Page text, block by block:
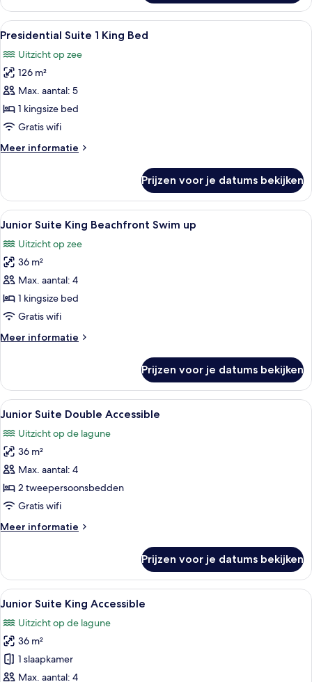
Suite
King
Alle
foto's
voor
Presidential
Suite
1
King
laden
Een ruime hotelkamer met een
4
Presidential Suite 1 King Bed
Uitzicht op zee
126 m²
Max. aantal: 5
1 kingsize bed
Gratis wifi
Meer informatie
Meer
Suite
King
Prijzen voor je datums bekijken
Alle
foto's
voor
Junior
Suite
King
Beachfront
up
Een koppel in een zwembad met
4
Junior Suite King Beachfront Swim up
Uitzicht op zee
36 m²
Max. aantal: 4
1 kingsize bed
Gratis wifi
Meer informatie
Meer
Suite
King
Beachfront
up
Prijzen voor je datums bekijken
Alle
foto's
voor
Junior
Suite
Double
Accessible
Een hotelkamer met twee bedden,
1
Junior Suite Double Accessible
Uitzicht op de lagune
36 m²
Max. aantal: 4
2 tweepersoonsbedden
Gratis wifi
Meer informatie
Meer
Suite
Double
Accessible
Prijzen voor je datums bekijken
Alle
foto's
voor
Junior
Suite
King
Een moderne hotelkamer met een
1
Junior Suite King Accessible
Uitzicht op de lagune
36 m²
1 slaapkamer
Max. aantal: 4